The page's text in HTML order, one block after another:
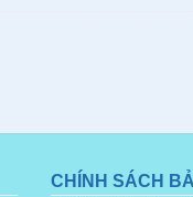
CHÍNH SÁCH